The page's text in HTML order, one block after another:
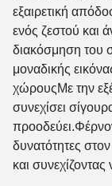
εξαιρετική
ενός ζεστού και
διακόσμηση του
μοναδικής
χώρουςΜε την
συνεχίσει
δυνατότητες
και